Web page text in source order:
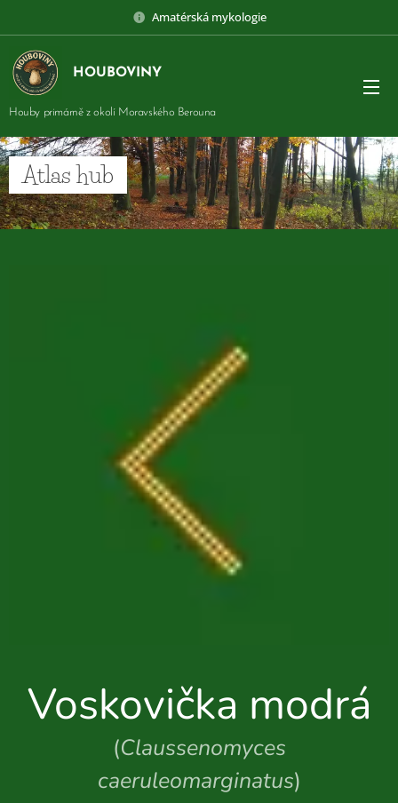
Amatérská mykologie
HOUBOVINY
Houby primárně z okolí Moravského Berouna
Atlas hub
Voskovička modrá
(Claussenomyces
caeruleomarginatus)